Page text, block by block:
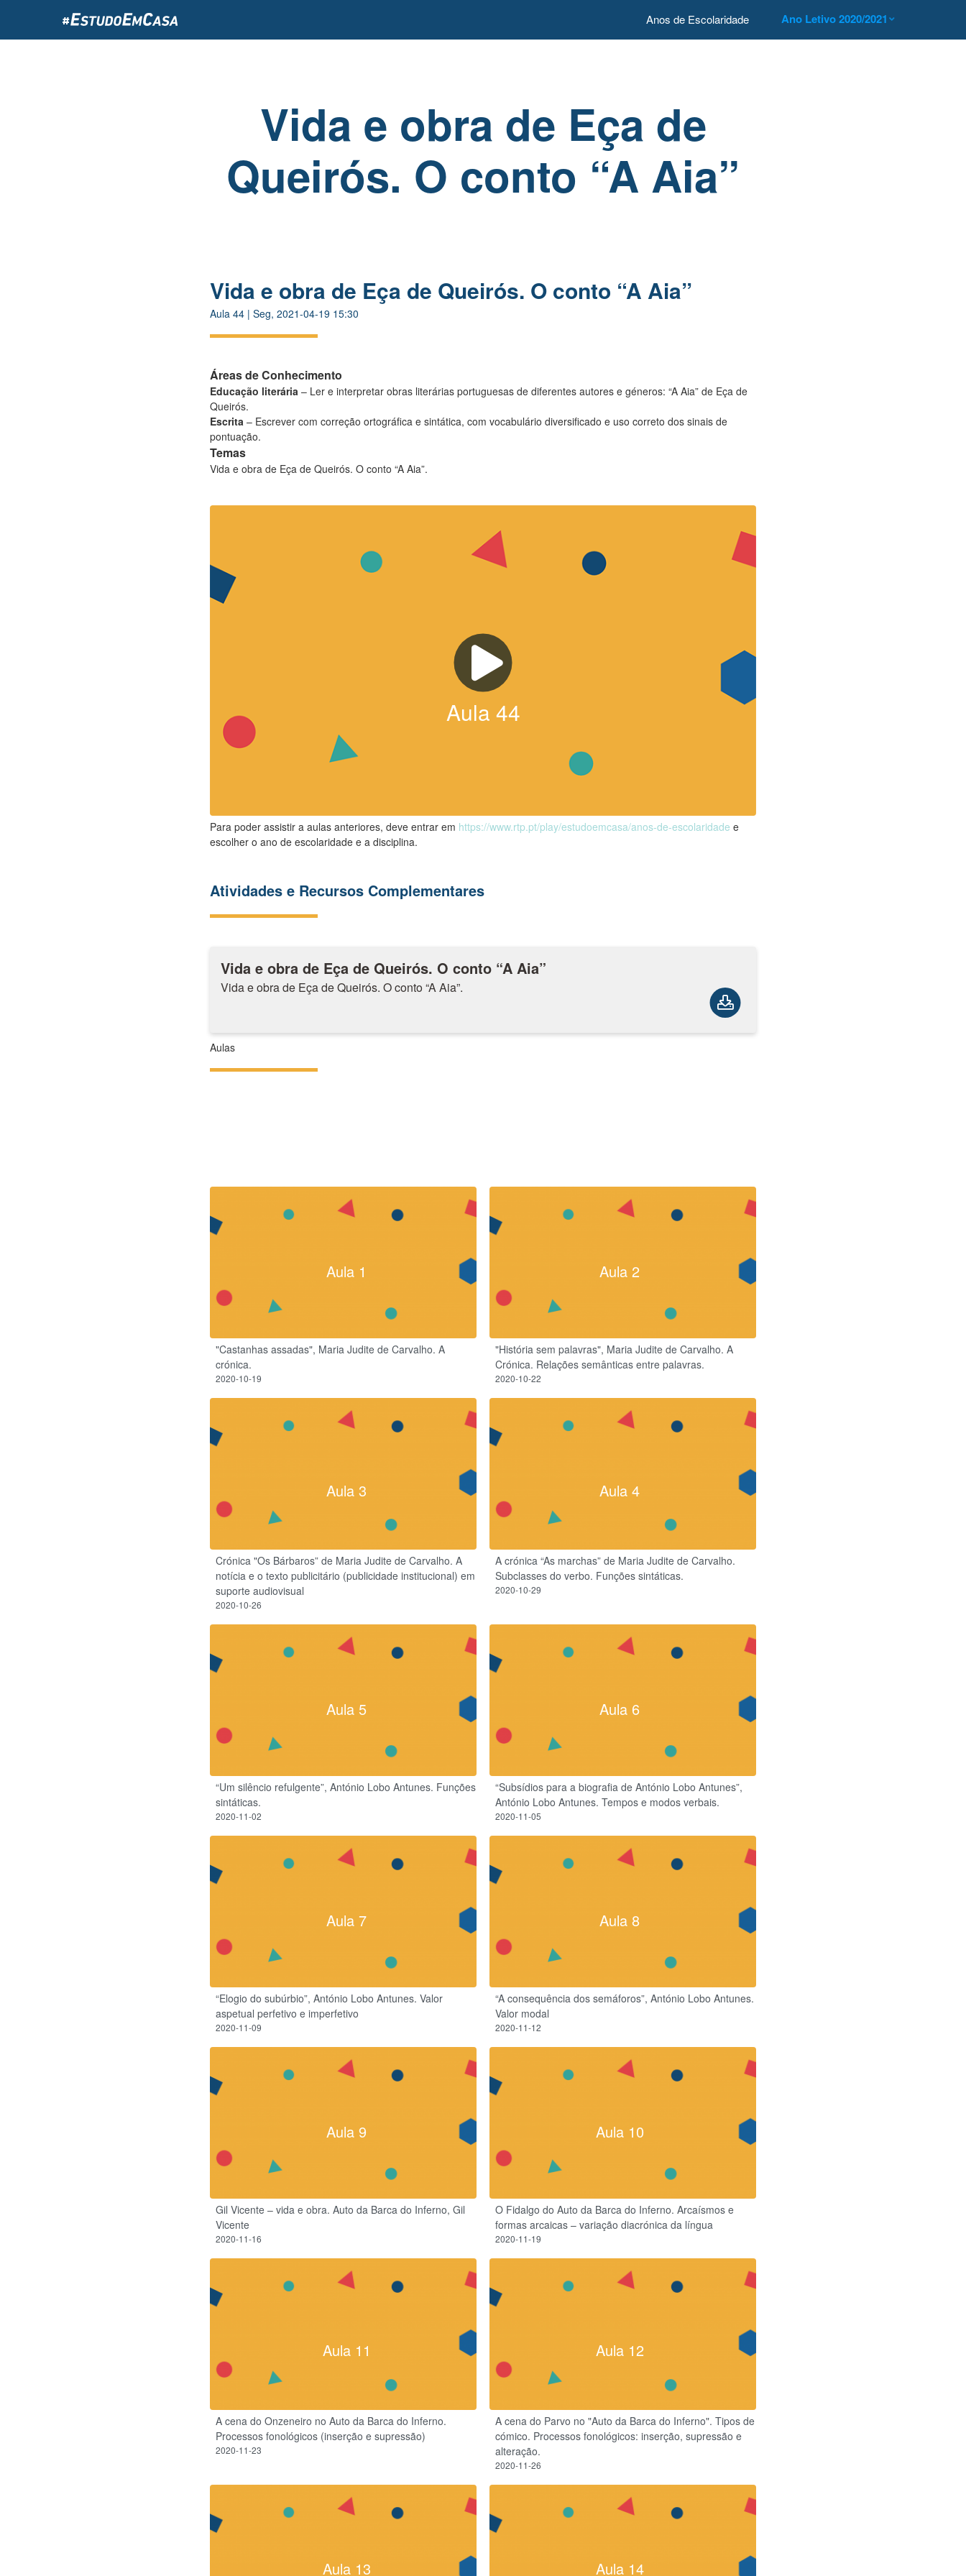
o
Anos de Escolaridade Ano Letivo 2020/2021
Vida e obra de Eça de
Queirós. O conto “A Aia”
Vida e obra de Eça de Queirós. O conto “A Aia”
Aula 44 | Seg, 2021-04-19 15:30
Áreas de Conhecimento
Educação literária – Ler e interpretar obras literárias portuguesas de diferentes autores e géneros: “A Aia” de Eça de
Queirós.
Escrita – Escrever com correção ortográfica e sintática, com vocabulário diversificado e uso correto dos sinais de
pontuação.
Temas
Vida e obra de Eça de Queirós. O conto “A Aia”.
Aula 44
Para poder assistir a aulas anteriores, deve entrar em https://www.rtp.pt/play/estudoemcasa/anos-de-escolaridade e
escolher o ano de escolaridade e a disciplina.
Atividades e Recursos Complementares
Vida e obra de Eça de Queirós. O conto “A Aia”
Vida e obra de Eça de Queirós. O conto “A Aia”.
Aulas
Aula 1
"Castanhas assadas", Maria Judite de Carvalho. A
crónica.
2020-10-19
Aula 2
"História sem palavras", Maria Judite de Carvalho. A
Crónica. Relações semânticas entre palavras.
2020-10-22
Aula 3
Crónica "Os Bárbaros” de Maria Judite de Carvalho. A
notícia e o texto publicitário (publicidade institucional) em
suporte audiovisual
2020-10-26
Aula 4
A crónica “As marchas” de Maria Judite de Carvalho.
Subclasses do verbo. Funções sintáticas.
2020-10-29
Aula 5
“Um silêncio refulgente”, António Lobo Antunes. Funções
sintáticas.
2020-11-02
Aula 6
“Subsídios para a biografia de António Lobo Antunes”,
António Lobo Antunes. Tempos e modos verbais.
2020-11-05
Aula 7
“Elogio do subúrbio”, António Lobo Antunes. Valor
aspetual perfetivo e imperfetivo
2020-11-09
Aula 8
“A consequência dos semáforos”, António Lobo Antunes.
Valor modal
2020-11-12
Aula 9
Gil Vicente – vida e obra. Auto da Barca do Inferno, Gil
Vicente
2020-11-16
Aula 10
O Fidalgo do Auto da Barca do Inferno. Arcaísmos e
formas arcaicas – variação diacrónica da língua
2020-11-19
Aula 11
A cena do Onzeneiro no Auto da Barca do Inferno.
Processos fonológicos (inserção e supressão)
2020-11-23
Aula 12
A cena do Parvo no "Auto da Barca do Inferno". Tipos de
cómico. Processos fonológicos: inserção, supressão e
alteração.
2020-11-26
Aula 13 Aula 14